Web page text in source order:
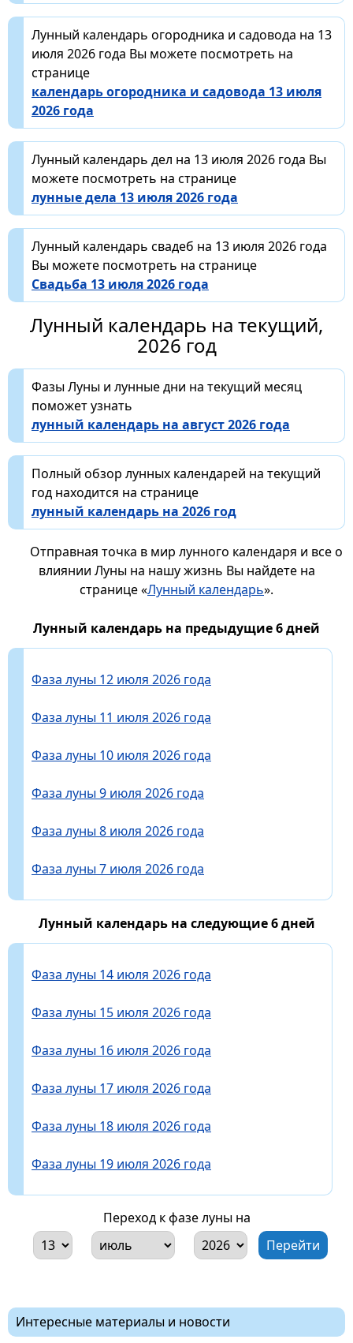
Лунный календарь огородника и садовода на 13
июля 2026 года Вы можете посмотреть на
странице
календарь огородника и садовода 13 июля
2026 года
Лунный календарь дел на 13 июля 2026 года Вы
можете посмотреть на странице
лунные дела 13 июля 2026 года
Лунный календарь свадеб на 13 июля 2026 года
Вы можете посмотреть на странице
Свадьба 13 июля 2026 года
Лунный календарь на текущий,
2026 год
Фазы Луны и лунные дни на текущий месяц
поможет узнать
лунный календарь на август 2026 года
Полный обзор лунных календарей на текущий
год находится на странице
лунный календарь на 2026 год
Отправная точка в мир лунного календаря и все о
влиянии Луны на нашу жизнь Вы найдете на
странице «Лунный календарь».
Лунный календарь на предыдущие 6 дней
Фаза луны 12 июля 2026 года
Фаза луны 11 июля 2026 года
Фаза луны 10 июля 2026 года
Фаза луны 9 июля 2026 года
Фаза луны 8 июля 2026 года
Фаза луны 7 июля 2026 года
Лунный календарь на следующие 6 дней
Фаза луны 14 июля 2026 года
Фаза луны 15 июля 2026 года
Фаза луны 16 июля 2026 года
Фаза луны 17 июля 2026 года
Фаза луны 18 июля 2026 года
Фаза луны 19 июля 2026 года
Переход к фазе луны на
Интересные материалы и новости